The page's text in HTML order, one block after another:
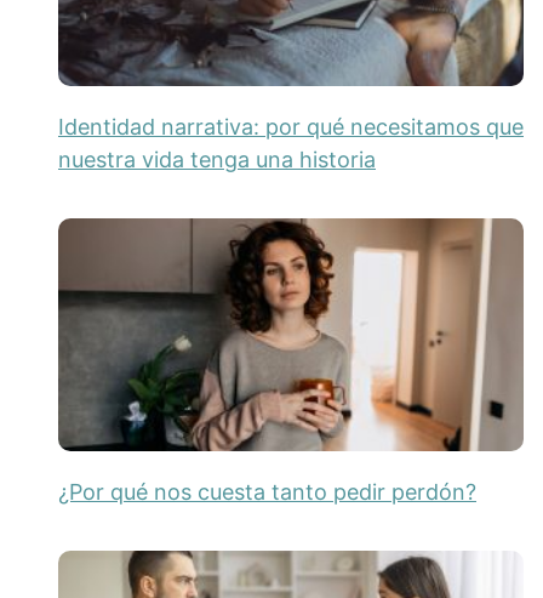
Identidad narrativa: por qué necesitamos que
nuestra vida tenga una historia
¿Por qué nos cuesta tanto pedir perdón?